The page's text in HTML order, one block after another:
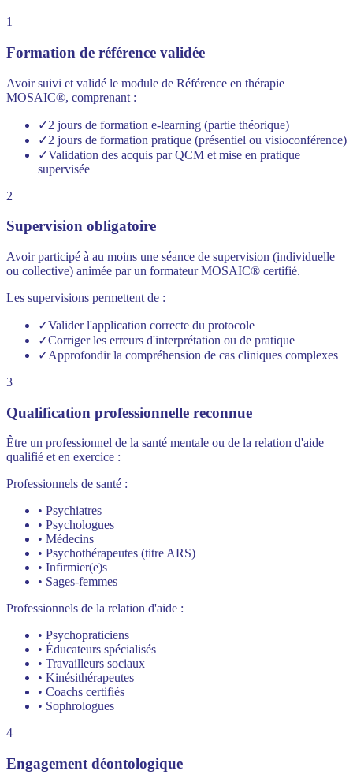
1
Formation de référence validée
Avoir suivi et validé le module de Référence en thérapie
MOSAIC®, comprenant :
✓2 jours de formation e-learning (partie théorique)
✓2 jours de formation pratique (présentiel ou visioconférence)
✓Validation des acquis par QCM et mise en pratique
supervisée
2
Supervision obligatoire
Avoir participé à au moins une séance de supervision (individuelle
ou collective) animée par un formateur MOSAIC® certifié.
Les supervisions permettent de :
✓Valider l'application correcte du protocole
✓Corriger les erreurs d'interprétation ou de pratique
✓Approfondir la compréhension de cas cliniques complexes
3
Qualification professionnelle reconnue
Être un professionnel de la santé mentale ou de la relation d'aide
qualifié et en exercice :
Professionnels de santé :
• Psychiatres
• Psychologues
• Médecins
• Psychothérapeutes (titre ARS)
• Infirmier(e)s
• Sages-femmes
Professionnels de la relation d'aide :
• Psychopraticiens
• Éducateurs spécialisés
• Travailleurs sociaux
• Kinésithérapeutes
• Coachs certifiés
• Sophrologues
4
Engagement déontologique